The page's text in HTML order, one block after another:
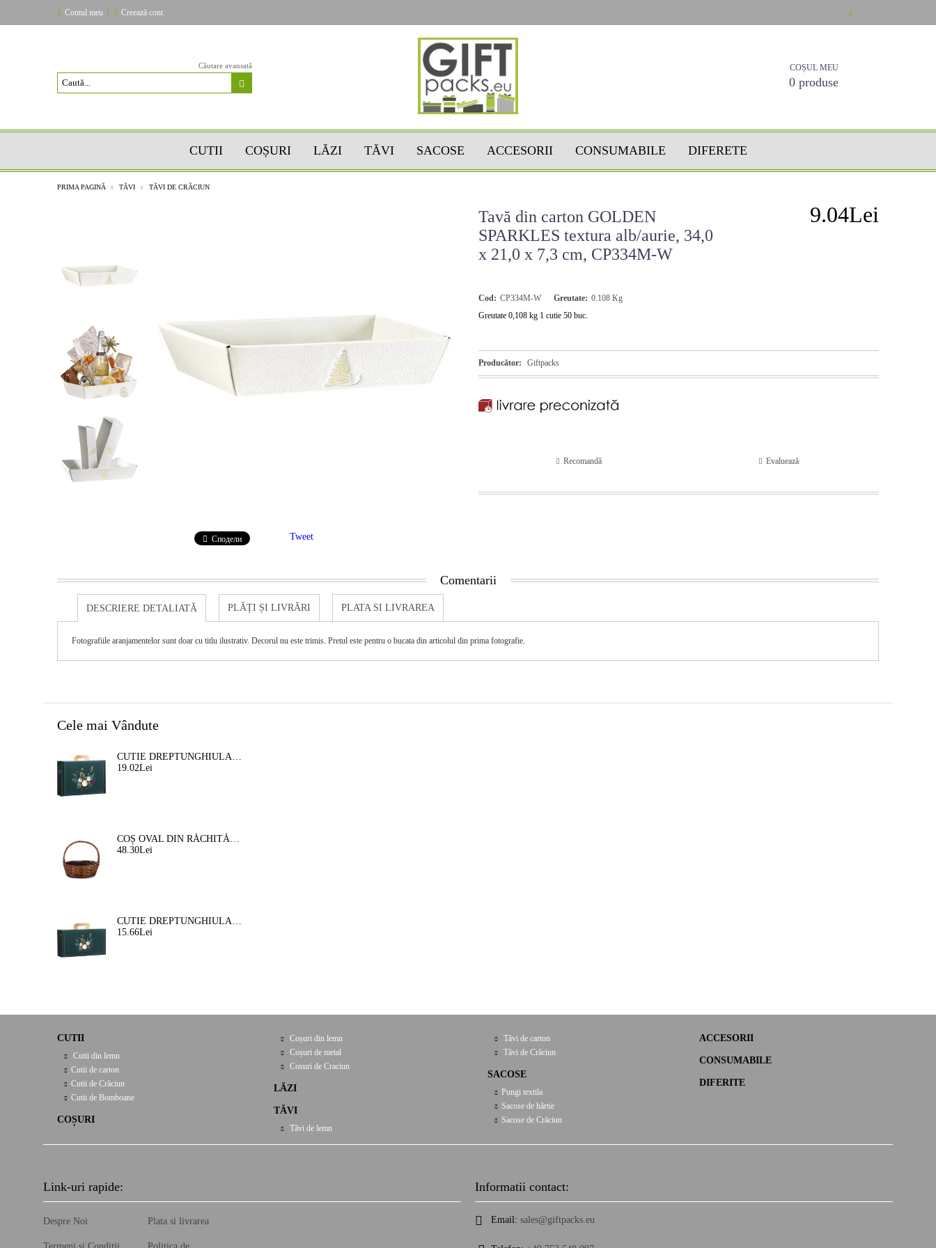
Contul meu Creează cont
Căutare avansată COȘUL MEU
0 produse
CUTII COȘURI LĂZI TĂVI SACOSE ACCESORII CONSUMABILE DIFERETE
PRIMA PAGINĂ TĂVI TĂVI DE CRĂCIUN
Tavă din carton GOLDEN
SPARKLES textura alb/aurie, 34,0
x 21,0 x 7,3 cm, CP334M-W
9.04Lei
Cod: CP334M-W Greutate: 0.108 Kg
Greutate 0,108 kg 1 cutie 50 buc.
Producător: Giftpacks
Recomandă Evaluează
Сподели Tweet
Comentarii
DESCRIERE DETALIATĂ PLĂȚI ȘI LIVRĂRI PLATA SI LIVRAREA
Fotografiile aranjamentelor sunt doar cu titlu ilustrativ. Decorul nu este trimis. Pretul este pentru o bucata din articolul din prima fotografie.
Cele mai Vândute
CUTIE DREPTUNGHIULARA DIN CARTON TIP "VALIZA" NATURA FERMECATA VERDE/AURIE, 34,2 X 25,0 X 11,5 CM, CV053M
19.02Lei
COȘ OVAL DIN RĂCHITĂ, MARO, 35X30X12 CM, SP609M
48.30Lei
CUTIE DREPTUNGHIULARA DIN CARTON TIP "VALIZA" NATURA FERMEATA VERDE/AURIE, 33,0 X 18,5 X 9,5 CM, CV053P
15.66Lei
CUTII
Cutii din lemn
Cutii de carton
Cutii de Crăciun
Cutii de Bomboane
COȘURI
Coșuri din lemn
Coșuri de metal
Cosuri de Craciun
LĂZI
TĂVI
Tăvi de lemn
Tăvi de carton
Tăvi de Crăciun
SACOSE
Pungi textila
Sacose de hârtie
Sacose de Crăciun
ACCESORII
CONSUMABILE
DIFERITE
Link-uri rapide:
Despre Noi Plata si livrarea
Informatii contact:
Email: sales@giftpacks.eu